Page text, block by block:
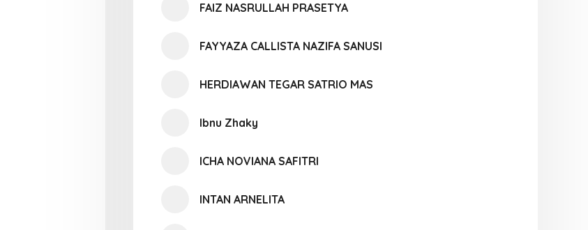
FAIZ NASRULLAH PRASETYA
FAYYAZA CALLISTA NAZIFA SANUSI
HERDIAWAN TEGAR SATRIO MAS
Ibnu Zhaky
ICHA NOVIANA SAFITRI
INTAN ARNELITA